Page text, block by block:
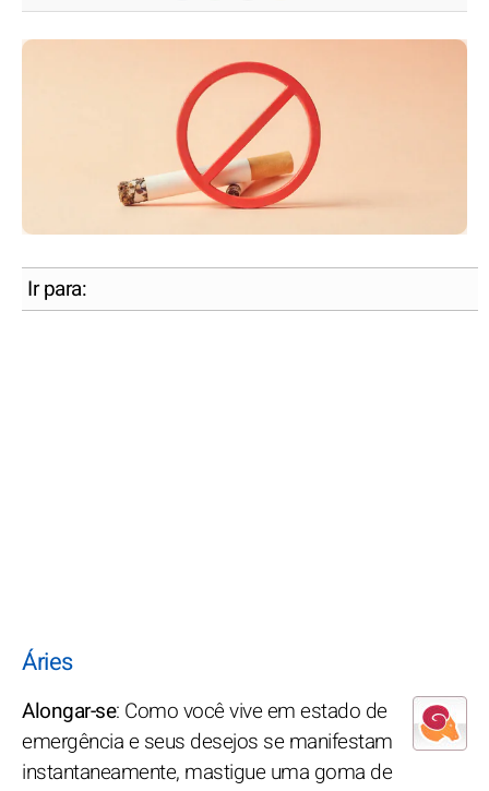
Ir para:
Áries
Alongar-se: Como você vive em estado de
emergência e seus desejos se manifestam
instantaneamente, mastigue uma goma de